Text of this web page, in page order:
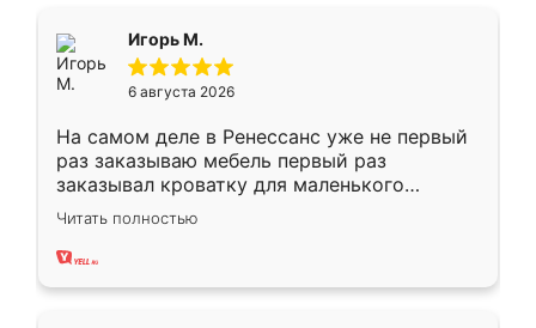
Игорь М.
6 августа 2026
На самом деле в Ренессанс уже не первый
раз заказываю мебель первый раз
заказывал кроватку для маленького
ребёнка при его рождении ,во второй раз
заказал шкаф-купе. По качеству очень
хорошее сборка достаточно быстрая,
Читать полностью